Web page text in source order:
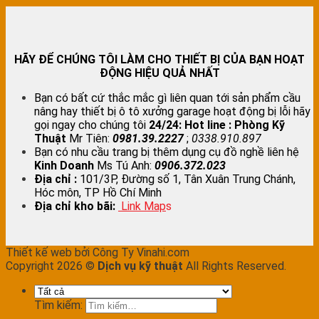
HÃY ĐỂ CHÚNG TÔI LÀM CHO THIẾT BỊ CỦA BẠN HOẠT
ĐỘNG HIỆU QUẢ NHẤT
Bạn có bất cứ thắc mắc gì liên quan tới sản phẩm cầu
nâng hay thiết bị ô tô xưởng garage hoạt động bị lỗi hãy
gọi ngay cho chúng tôi 24/24: Hot line : Phòng Kỹ
Thuật Mr Tiên: 0981.39.2227; 0338.910.897
Bạn có nhu cầu trang bị thêm dụng cụ đồ nghề liên hệ
Kinh Doanh Ms Tú Anh: 0906.372.023
Địa chỉ : 101/3P, Đường số 1, Tân Xuân Trung Chánh,
Hóc môn, TP Hồ Chí Minh
Địa chỉ kho bãi: Link Maps
Thiết kế web bởi Công Ty Vinahi.com
Copyright 2026 © Dịch vụ kỹ thuật All Rights Reserved.
Tìm kiếm: